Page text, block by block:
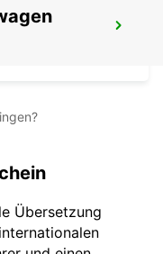
Übersetzung